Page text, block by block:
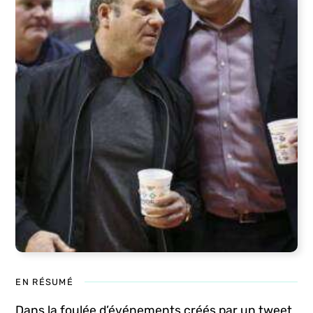
EN RÉSUMÉ
Dans la foulée d’événements créés par un tweet